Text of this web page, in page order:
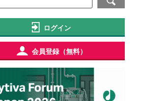
ログイン
会員登録（無料）